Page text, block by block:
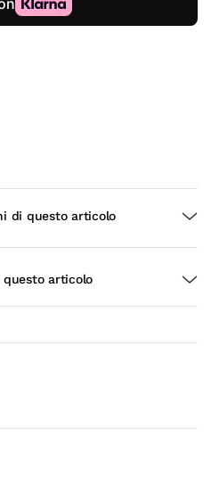
di questo articolo
articolo